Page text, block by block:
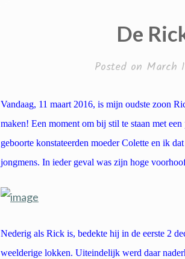
De
Posted on March
Vandaag, 11 maart 2016, is mijn oudste zoon
maken! Een moment om bij stil te staan met
geboorte konstateerden moeder Colette en ik
jongmens. In ieder geval was zijn hoge
Nederig als Rick is, bedekte hij in de eerste 2
weelderige lokken. Uiteindelijk werd daar